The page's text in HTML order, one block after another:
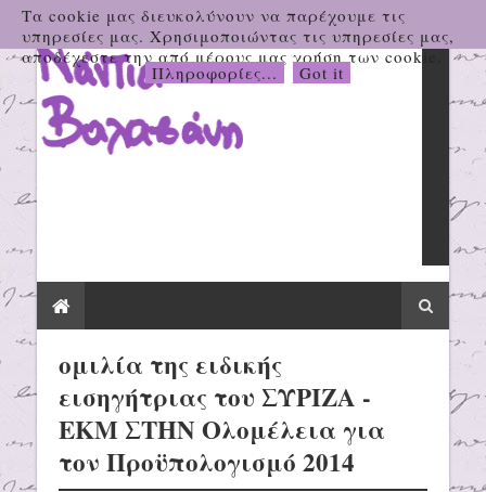
ομιλία της ειδικής
εισηγήτριας του ΣΥΡΙΖΑ -
ΕΚΜ ΣΤΗΝ Ολομέλεια για
τον Προϋπολογισμό 2014
Τα cookie μας διευκολύνουν να παρέχουμε τις
υπηρεσίες μας. Χρησιμοποιώντας τις υπηρεσίες μας,
αποδέχεστε την από μέρους μας χρήση των cookie.
Πληροφορίες... Got it